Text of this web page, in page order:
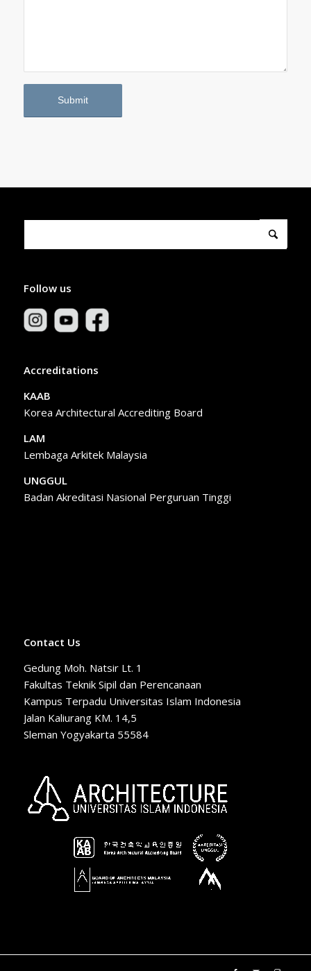
Follow us
Accreditations
KAAB
Korea Architectural Accrediting Board
LAM
Lembaga Arkitek Malaysia
UNGGUL
Badan Akreditasi Nasional Perguruan Tinggi
Contact Us
Gedung Moh. Natsir Lt. 1
Fakultas Teknik Sipil dan Perencanaan
Kampus Terpadu Universitas Islam Indonesia
Jalan Kaliurang KM. 14,5
Sleman Yogyakarta 55584